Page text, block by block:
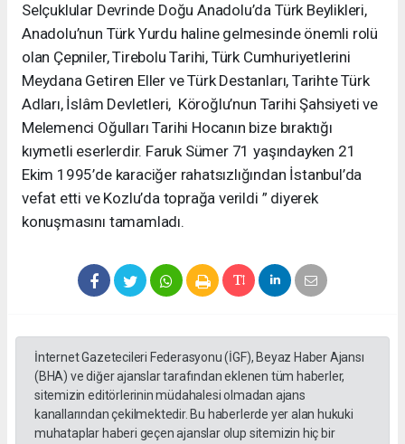
Selçuklular Devrinde Doğu Anadolu’da Türk Beylikleri,
Anadolu’nun Türk Yurdu haline gelmesinde önemli rolü
olan Çepniler, Tirebolu Tarihi, Türk Cumhuriyetlerini
Meydana Getiren Eller ve Türk Destanları, Tarihte Türk
Adları, İslâm Devletleri, Köroğlu’nun Tarihi Şahsiyeti ve
Melemenci Oğulları Tarihi Hocanın bize bıraktığı
kıymetli eserlerdir. Faruk Sümer 71 yaşındayken 21
Ekim 1995’de karaciğer rahatsızlığından İstanbul’da
vefat etti ve Kozlu’da toprağa verildi ” diyerek
konuşmasını tamamladı.
İnternet Gazetecileri Federasyonu (İGF), Beyaz Haber Ajansı
(BHA) ve diğer ajanslar tarafından eklenen tüm haberler,
sitemizin editörlerinin müdahalesi olmadan ajans
kanallarından çekilmektedir. Bu haberlerde yer alan hukuki
muhataplar haberi geçen ajanslar olup sitemizin hiç bir